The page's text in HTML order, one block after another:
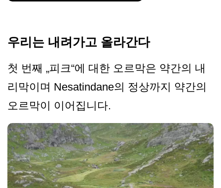
우리는 내려가고 올라간다
첫 번째 „피크“에 대한 오르막은 약간의 내
리막이며 Nesatindane의 정상까지 약간의
오르막이 이어집니다.